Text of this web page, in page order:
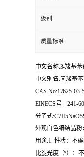
级别
质量标准
中文名称:3-羧基苯
中文别名:间羧基
CAS No:17625-03-5
EINECS号：241-
分子式
外观白色细结晶粉
用途:1. 性状：不
比旋光度（º）：